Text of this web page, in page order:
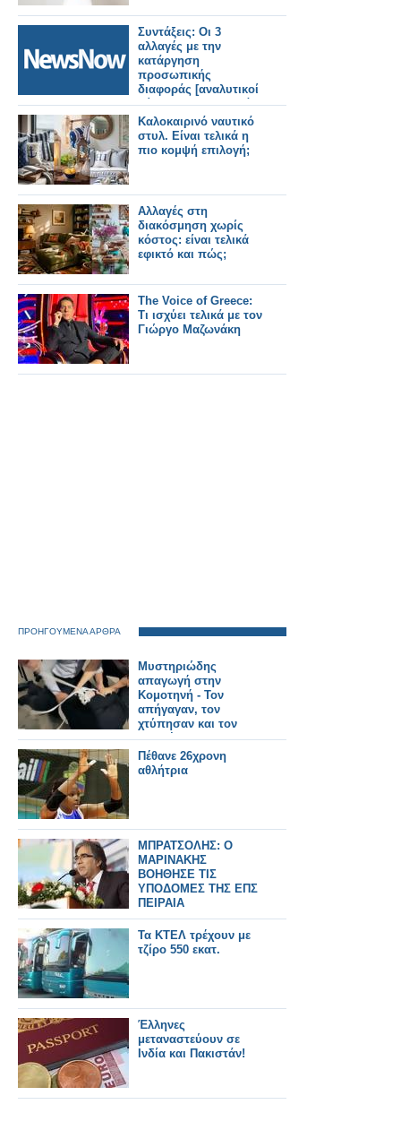
Συντάξεις: Οι 3
αλλαγές με την
κατάργηση
προσωπικής
διαφοράς [αναλυτικοί
πίνακες με τα τελικά
ποσά για όλα τα
ταμεία.
Καλοκαιρινό ναυτικό
στυλ. Είναι τελικά η
πιο κομψή επιλογή;
Αλλαγές στη
διακόσμηση χωρίς
κόστος: είναι τελικά
εφικτό και πώς;
The Voice of Greece:
Τι ισχύει τελικά με τον
Γιώργο Μαζωνάκη
ΠΡΟΗΓΟΥΜΕΝΑ ΑΡΘΡΑ
Μυστηριώδης
απαγωγή στην
Κομοτηνή - Τον
απήγαγαν, τον
χτύπησαν και τον
εγκατέλειψαν
Πέθανε 26χρονη
αθλήτρια
ΜΠΡΑΤΣΟΛΗΣ: Ο
ΜΑΡΙΝΑΚΗΣ
ΒΟΗΘΗΣΕ ΤΙΣ
ΥΠΟΔΟΜΕΣ ΤΗΣ ΕΠΣ
ΠΕΙΡΑΙΑ
Τα ΚΤΕΛ τρέχουν με
τζίρο 550 εκατ.
Έλληνες
μεταναστεύουν σε
Ινδία και Πακιστάν!